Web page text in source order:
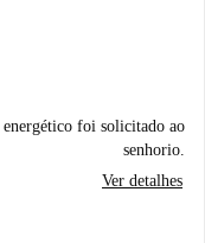
foi solicitado ao
senhorio.
Ver detalhes